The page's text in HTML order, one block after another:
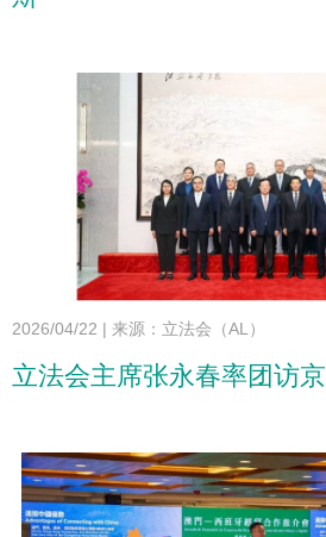
2026/04/22 | 来源：立法会（AL）
立法会主席张永春率团访京